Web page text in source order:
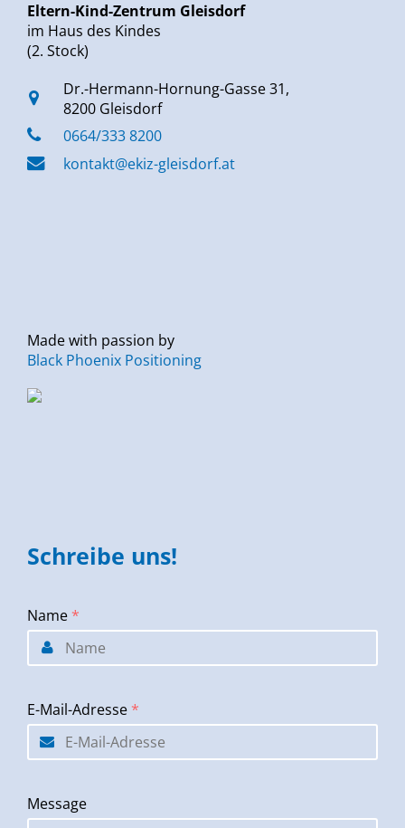
Eltern-Kind-Zentrum Gleisdorf
im Haus des Kindes
(2. Stock)
Dr.-Hermann-Hornung-Gasse 31,
8200 Gleisdorf
0664/333 8200
kontakt@ekiz-gleisdorf.at
Made with passion by
Black Phoenix Positioning
Schreibe uns!
Name *
E-Mail-Adresse *
Message